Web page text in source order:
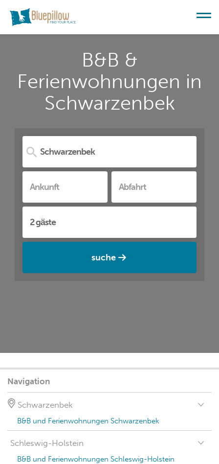
B&B &
Ferienwohnungen in
Schwarzenbek
suche
Navigation
Schwarzenbek
B&B und Ferienwohnungen Schwarzenbek
Schleswig-Holstein
B&B und Ferienwohnungen Schleswig-Holstein